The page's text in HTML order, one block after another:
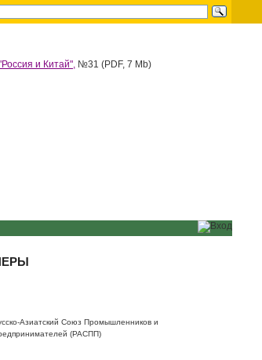
и Китай", №31 (PDF, 7 Mb)
Азиатский Союз Промышленников и
(РАСПП)